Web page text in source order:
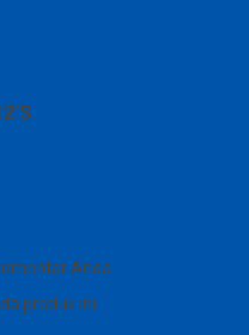
Anda.
produk ini.